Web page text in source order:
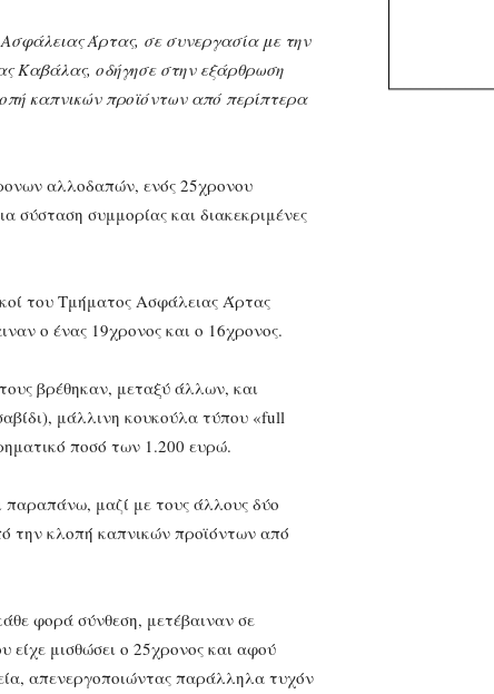
Άρτας, σε συνεργασία με την
Καβάλας, οδήγησε στην εξάρθρωση
καπνικών προϊόντων από περίπτερα
αλλοδαπών, ενός 25χρονου
σύσταση συμμορίας και διακεκριμένες
του Τμήματος Ασφάλειας Άρτας
ο ένας 19χρονος και ο 16χρονος.
βρέθηκαν, μεταξύ άλλων, και
μάλλινη κουκούλα τύπου «full
ποσό των 1.200 ευρώ.
παραπάνω, μαζί με τους άλλους δύο
την κλοπή καπνικών προϊόντων από
φορά σύνθεση, μετέβαιναν σε
είχε μισθώσει ο 25χρονος και αφού
απενεργοποιώντας παράλληλα τυχόν